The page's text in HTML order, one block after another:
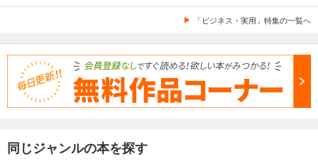
「ビジネス・実用」特集の一覧へ
同じジャンルの本を探す